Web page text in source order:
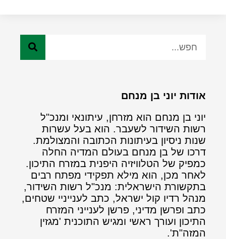
אודות יוני בן מנחם
יוני בן מנחם הוא מזרחן, עיתונאי ומנכ"ל
רשות השידור לשעבר. הוא בעל עשרות
שנות ניסיון בעיתונות הכתובה והמצולמת.
דרכו של בן מנחם בעולם המדיה החלה
כמפיק של הטלוויזיה היפנית במזרח התיכון.
לאחר מכן, הוא מילא תפקידי מפתח רבים
בתקשורת הישראלית: מנכ"ל רשות השידור,
מנהל רדיו קול ישראל, כתב לענייניי שטחים,
כתב ופרשן מדיני, פרשן לענייני המזרח
התיכון ועורך ראשי ומגיש התוכנית 'מגזין
המזה"ת'.